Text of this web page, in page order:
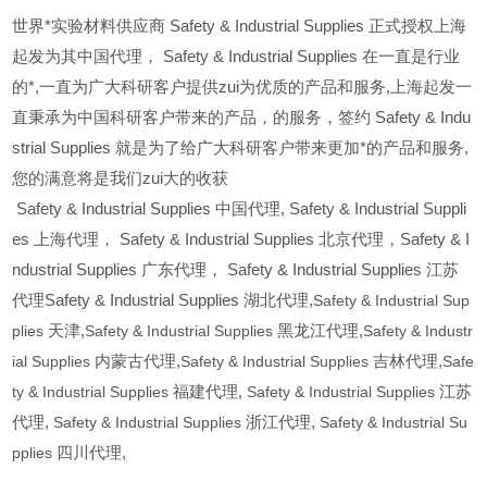
世界*实验材料供应商 Safety & Industrial Supplies 正式授权上海
起发为其中国代理， Safety & Industrial Supplies 在一直是行业
的*,一直为广大科研客户提供zui为优质的产品和服务,上海起发一
直秉承为中国科研客户带来的产品，的服务，签约 Safety & Indu
strial Supplies 就是为了给广大科研客户带来更加*的产品和服务,
您的满意将是我们zui大的收获
Safety & Industrial Supplies中国代理, Safety & Industrial Suppli
es 上海代理， Safety & Industrial Supplies 北京代理，Safety & I
ndustrial Supplies 广东代理， Safety & Industrial Supplies 江苏
代理Safety & Industrial Supplies 湖北代理,Safety & Industrial Sup
plies 天津,Safety & Industrial Supplies黑龙江代理,Safety & Industr
ial Supplies 内蒙古代理,Safety & Industrial Supplies吉林代理,Safe
ty & Industrial Supplies福建代理, Safety & Industrial Supplies江苏
代理, Safety & Industrial Supplies浙江代理, Safety & Industrial Su
pplies 四川代理,